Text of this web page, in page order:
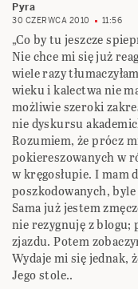
Pyra
30 CZERWCA 2010 11:56
„Co by tu jeszcze
Nie chce mi się już
wiele razy
wieku i kalectwa nie
możliwie szeroki
nie dyskursu
Rozumiem, że prócz
pokiereszowanych w
w kręgosłupie. I mam
poszkodowanych,
Sama już jestem
nie rezygnuję z blogu;
zjazdu. Potem
Wydaje mi się jednak,
Jego stole..